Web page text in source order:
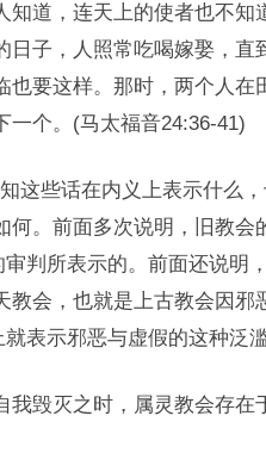
知道，连天上的使者也不
日子，人照常吃喝嫁娶，
也要这样。那时，两个人
一个。(马太福音24:36-41)
这些话在内义上表示什么
何。前面多次说明，旧教会
审判所表示的。前面还说明
教会，也就是上古教会因
就表示邪恶与虚假的这种泛
我毁灭之时，属灵教会存